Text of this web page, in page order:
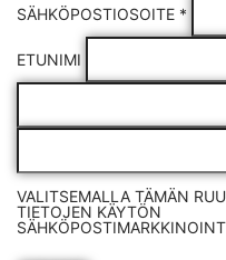
SÄHKÖPOSTIOSOITE *
ETUNIMI
VALITSEMALLA TÄMÄN
TIETOJEN KÄYTÖN